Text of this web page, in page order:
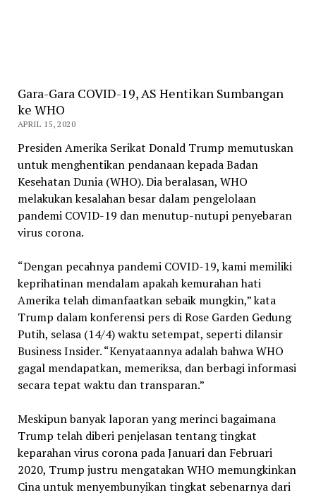
Gara-Gara COVID-19, AS Hentikan Sumbangan
ke WHO
APRIL 15, 2020
Presiden Amerika Serikat Donald Trump memutuskan
untuk menghentikan pendanaan kepada Badan
Kesehatan Dunia (WHO). Dia beralasan, WHO
melakukan kesalahan besar dalam pengelolaan
pandemi COVID-19 dan menutup-nutupi penyebaran
virus corona.
“Dengan pecahnya pandemi COVID-19, kami memiliki
keprihatinan mendalam apakah kemurahan hati
Amerika telah dimanfaatkan sebaik mungkin,” kata
Trump dalam konferensi pers di Rose Garden Gedung
Putih, selasa (14/4) waktu setempat, seperti dilansir
Business Insider. “Kenyataannya adalah bahwa WHO
gagal mendapatkan, memeriksa, dan berbagi informasi
secara tepat waktu dan transparan.”
Meskipun banyak laporan yang merinci bagaimana
Trump telah diberi penjelasan tentang tingkat
keparahan virus corona pada Januari dan Februari
2020, Trump justru mengatakan WHO memungkinkan
Cina untuk menyembunyikan tingkat sebenarnya dari